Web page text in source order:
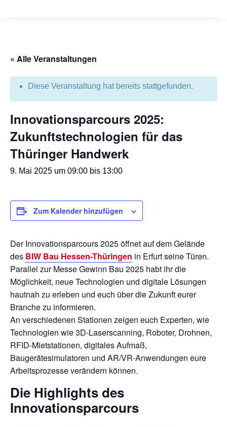
« Alle Veranstaltungen
Diese Veranstaltung hat bereits stattgefunden.
Innovationsparcours 2025:
Zukunftstechnologien für das
Thüringer Handwerk
9. Mai 2025 um 09:00 bis 13:00
Der Innovationsparcours 2025 öffnet auf dem Gelände
des BIW Bau Hessen-Thüringen in Erfurt seine Türen.
Parallel zur Messe Gewinn Bau 2025 habt ihr die
Möglichkeit, neue Technologien und digitale Lösungen
hautnah zu erleben und euch über die Zukunft eurer
Branche zu informieren.
An verschiedenen Stationen zeigen euch Experten, wie
Technologien wie 3D-Laserscanning, Roboter, Drohnen,
RFID-Mietstationen, digitales Aufmaß,
Baugerätesimulatoren und AR/VR-Anwendungen eure
Arbeitsprozesse verändern können.
Die Highlights des
Innovationsparcours
Zum Kalender hinzufügen